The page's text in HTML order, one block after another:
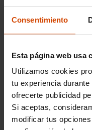
Consentimiento
Esta página web usa
Utilizamos cookies
tu experiencia
ofrecerte publicidad
Si aceptas,
modificar tus